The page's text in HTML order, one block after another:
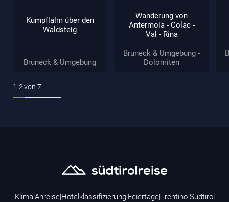
Kumpflalm über den
Waldsteig
Bruneck & Umgebung
Wanderung von
Antermoia - Colac -
Val - Rina
Bruneck & Umgebung -
Dolomiten
1-2von 7
Klima|Anreise|Hotelklassifizierung|Feiertage|Trentino-Südtirol